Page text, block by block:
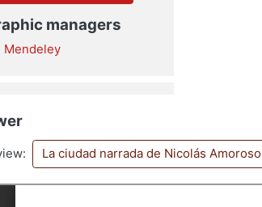
managers
Mendeley
La ciudad narrada de Nicolás Amoroso